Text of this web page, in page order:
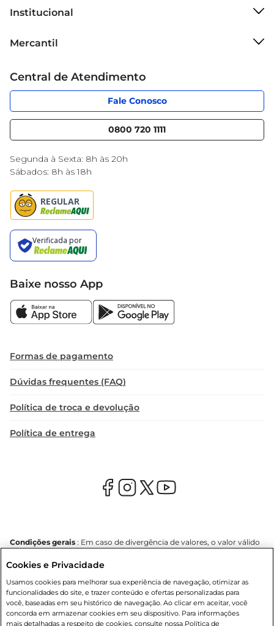
Institucional
Sobre Privacidade
Nossas lojas
Mercantil
Código de Ética
Serviços
Central de Atendimento
Fale Conosco
0800 720 1111
Segunda à Sexta: 8h às 20h
Sábados: 8h às 18h
Baixe nosso App
Formas de pagamento
Dúvidas frequentes (FAQ)
Política de troca e devolução
Política de entrega
Condições gerais : Em caso de divergência de valores, o valor válido
confirmação de estoque. Compras podem ser canceladas em caso
número de clientes as nossas promoções, a compra de produtos
com preços promocionais poderá ter sua quantidade limitada por
cliente. Os preços, ofertas e condições são exclusivos para o e-
commerce e válidos durante o dia de hoje, podendo sofrer alterações
Cookies e Privacidade
Usamos cookies para melhorar sua experiência de navegação, otimizar as
funcionalidades do site, e trazer conteúdo e ofertas personalizadas para
você, baseadas em seu histórico de navegação. Ao clicar em aceitar, você
concorda em armazenar cookies em seu dispositivo. Para informações
mais detalhadas a respeito de cookies, consulte nossa Política de